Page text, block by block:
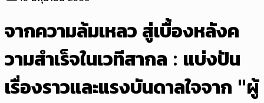
จากความล้มเหลว สู่เบื้องหลังค
วามสำเร็จในเวทีสากล : แบ่งปัน
เรื่องราวและแรงบันดาลใจจาก "ผู้